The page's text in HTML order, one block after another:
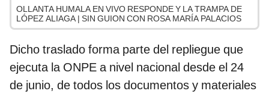
OLLANTA HUMALA EN VIVO RESPONDE Y LA TRAMPA DE
LÓPEZ ALIAGA | SIN GUION CON ROSA MARÍA PALACIOS
Dicho traslado forma parte del repliegue que
ejecuta la ONPE a nivel nacional desde el 24
de junio, de todos los documentos y materiales